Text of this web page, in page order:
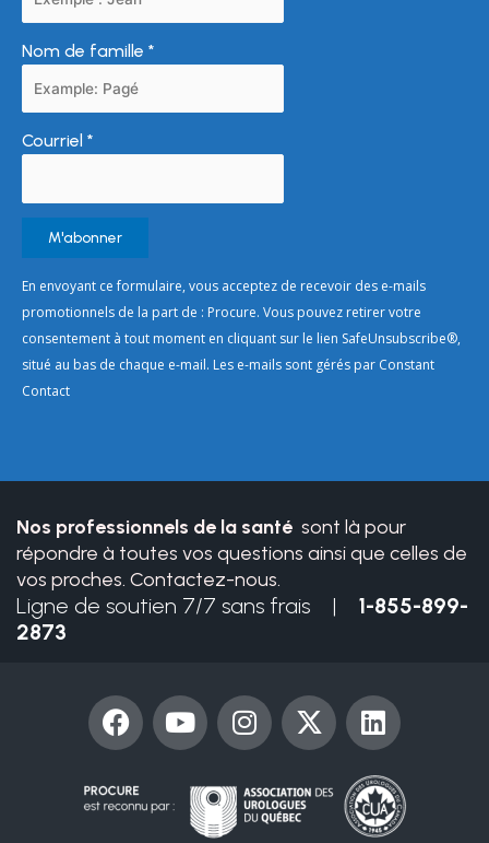
Nom de famille *
Courriel *
Constant
Contact
Use.
Please
leave
En envoyant ce formulaire, vous acceptez de recevoir des e-mails
promotionnels de la part de : Procure. Vous pouvez retirer votre
consentement à tout moment en cliquant sur le lien SafeUnsubscribe®,
situé au bas de chaque e-mail. Les e-mails sont gérés par Constant
Contact
Nos professionnels de la santé sont là pour
répondre à toutes vos questions ainsi que celles de
vos proches. Contactez-nous.
Ligne de soutien 7/7 sans frais | 1-855-899-
2873
F
a
e
b
Y
o
u
I
n
t
a
X
-
w
L
i
k
e